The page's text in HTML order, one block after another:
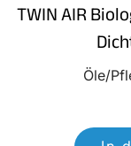
TWIN AIR
Öle/